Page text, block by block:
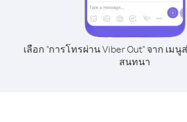
เลือก "การโทรผ่าน Viber Out" จาก เม
สนทนา